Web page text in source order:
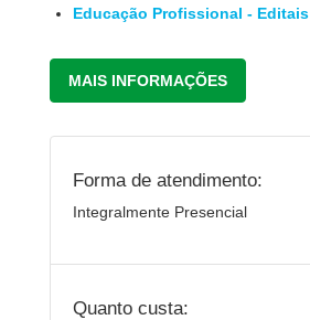
Educação Profissional - Editais
MAIS INFORMAÇÕES
Forma de atendimento:
Integralmente Presencial
Quanto custa: